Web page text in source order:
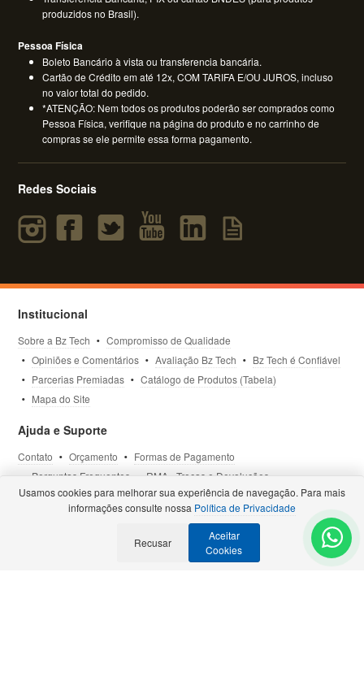
produzidos no Brasil).
Pessoa Física
Boleto Bancário à vista ou transferencia bancária.
Cartão de Crédito em até 12x, COM TARIFA E/OU JUROS, incluso
no valor total do pedido.
*ATENÇÃO: Nem todos os produtos poderão ser comprados como
Pessoa Física, verifique na página do produto e no carrinho de
compras se ele permite essa forma pagamento.
Redes Sociais
Institucional
Sobre a Bz Tech
Compromisso de Qualidade
Opiniões e Comentários
Avaliação Bz Tech
Bz Tech é Confiável
Parcerias Premiadas
Catálogo de Produtos (Tabela)
Mapa do Site
Ajuda e Suporte
Contato Orçamento
Formas de Pagamento
Perguntas Frequentes
RMA - Trocas e Devoluções
Política de Privacidade
Termos de Uso Site Seguro
Selos e Certificações- Veja todas as Parcerias Premiadas
Usamos cookies para melhorar sua experiência de navegação. Para mais
informações consulte nossa Política de Privacidade
Recusar
Aceitar
Cookies